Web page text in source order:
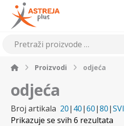
Proizvodi odjeća
odjeća
Broj artikala 20| 40|60|80|SVI
Prikazuje se svih 6 rezultata